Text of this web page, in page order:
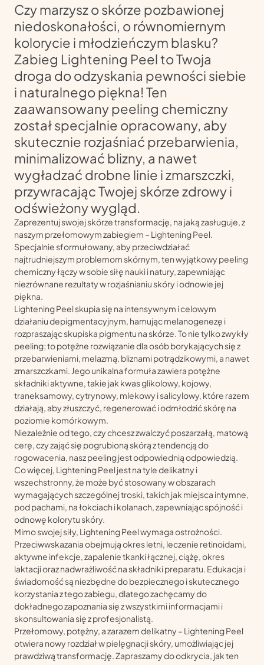
Czy marzysz o skórze pozbawionej
niedoskonałości, o równomiernym
kolorycie i młodzieńczym blasku?
Zabieg Lightening Peel to Twoja
droga do odzyskania pewności siebie
i naturalnego piękna! Ten
zaawansowany peeling chemiczny
został specjalnie opracowany, aby
skutecznie rozjaśniać przebarwienia,
minimalizować blizny, a nawet
wygładzać drobne linie i zmarszczki,
przywracając Twojej skórze zdrowy i
odświeżony wygląd.
Zaprezentuj swojej skórze transformację, na jaką zasługuje, z
naszym przełomowym zabiegiem – Lightening Peel.
Specjalnie sformułowany, aby przeciwdziałać
najtrudniejszym problemom skórnym, ten wyjątkowy peeling
chemiczny łączy w sobie siłę nauki i natury, zapewniając
niezrównane rezultaty w rozjaśnianiu skóry i odnowie jej
piękna.
Lightening Peel skupia się na intensywnym i celowym
działaniu depigmentacyjnym, hamując melanogenezę i
rozpraszając skupiska pigmentu na skórze. To nie tylko zwykły
peeling; to potężne rozwiązanie dla osób borykających się z
przebarwieniami, melazmą, bliznami potrądzikowymi, a nawet
zmarszczkami. Jego unikalna formuła zawiera potężne
składniki aktywne, takie jak kwas glikolowy, kojowy,
traneksamowy, cytrynowy, mlekowy i salicylowy, które razem
działają, aby złuszczyć, regenerować i odmłodzić skórę na
poziomie komórkowym.
Niezależnie od tego, czy chcesz zwalczyć poszarzałą, matową
cerę, czy zająć się pogrubioną skórą z tendencją do
rogowacenia, nasz peeling jest odpowiednią odpowiedzią.
Co więcej, Lightening Peel jest na tyle delikatny i
wszechstronny, że może być stosowany w obszarach
wymagających szczególnej troski, takich jak miejsca intymne,
pod pachami, na łokciach i kolanach, zapewniając spójność i
odnowę kolorytu skóry.
Mimo swojej siły, Lightening Peel wymaga ostrożności.
Przeciwwskazania obejmują okres letni, leczenie retinoidami,
aktywne infekcje, zapalenie tkanki łącznej, ciążę, okres
laktacji oraz nadwrażliwość na składniki preparatu. Edukacja i
świadomość są niezbędne do bezpiecznego i skutecznego
korzystania z tego zabiegu, dlatego zachęcamy do
dokładnego zapoznania się z wszystkimi informacjami i
skonsultowania się z profesjonalistą.
Przełomowy, potężny, a zarazem delikatny – Lightening Peel
otwiera nowy rozdział w pielęgnacji skóry, umożliwiając jej
prawdziwą transformację. Zapraszamy do odkrycia, jak ten